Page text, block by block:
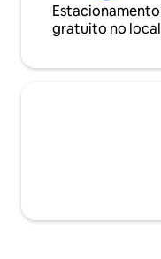
Estacionamento
gratuito no local